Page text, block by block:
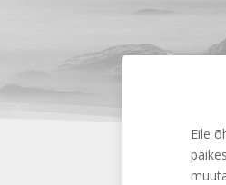
Eile